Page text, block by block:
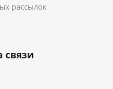
рассылок
связи